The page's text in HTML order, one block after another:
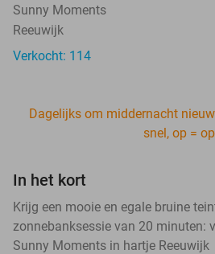
Sunny Moments
Reeuwijk
Verkocht: 114
Dagelijks om middernacht
snel, op =
In het kort
Krijg een mooie en egale bruine
zonnebanksessie van 20 minuten:
Sunny Moments in hartje Reeuwijk